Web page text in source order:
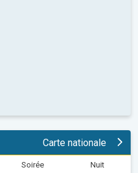
Carte nationale
Soirée Nuit